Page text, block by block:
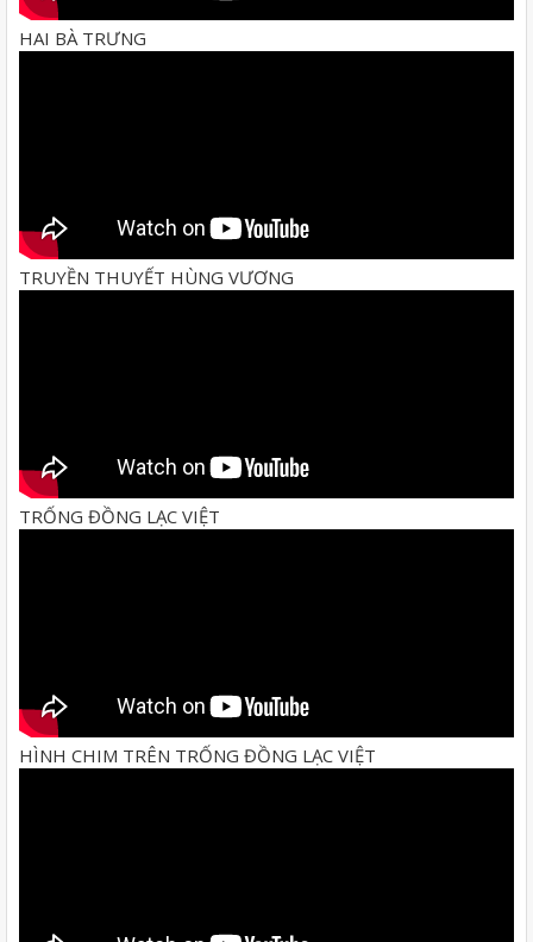
HAI BÀ TRƯNG
TRUYỀN THUYẾT HÙNG VƯƠNG
TRỐNG ĐỒNG LẠC VIỆT
HÌNH CHIM TRÊN TRỐNG ĐỒNG LẠC VIỆT